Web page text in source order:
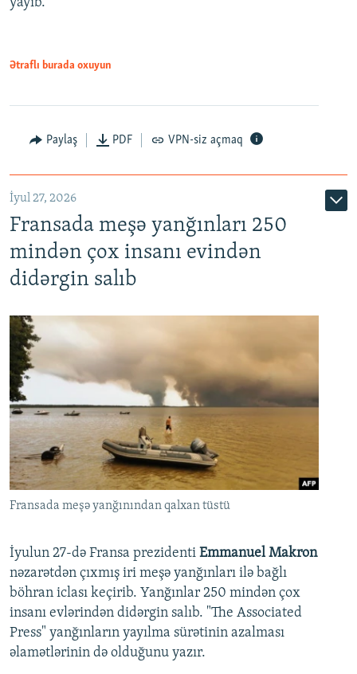
Ətraflı burada oxuyun
Paylaş PDF VPN-siz açmaq
İyul 27, 2026
Fransada meşə yanğınları 250
mindən çox insanı evindən
didərgin salıb
Fransada meşə yanğınından qalxan tüstü
İyulun 27-də Fransa prezidenti Emmanuel Makron
nəzarətdən çıxmış iri meşə yanğınları ilə bağlı
böhran iclası keçirib. Yanğınlar 250 mindən çox
insanı evlərindən didərgin salıb. "The Associated
Press" yanğınların yayılma sürətinin azalması
əlamətlərinin də olduğunu yazır.